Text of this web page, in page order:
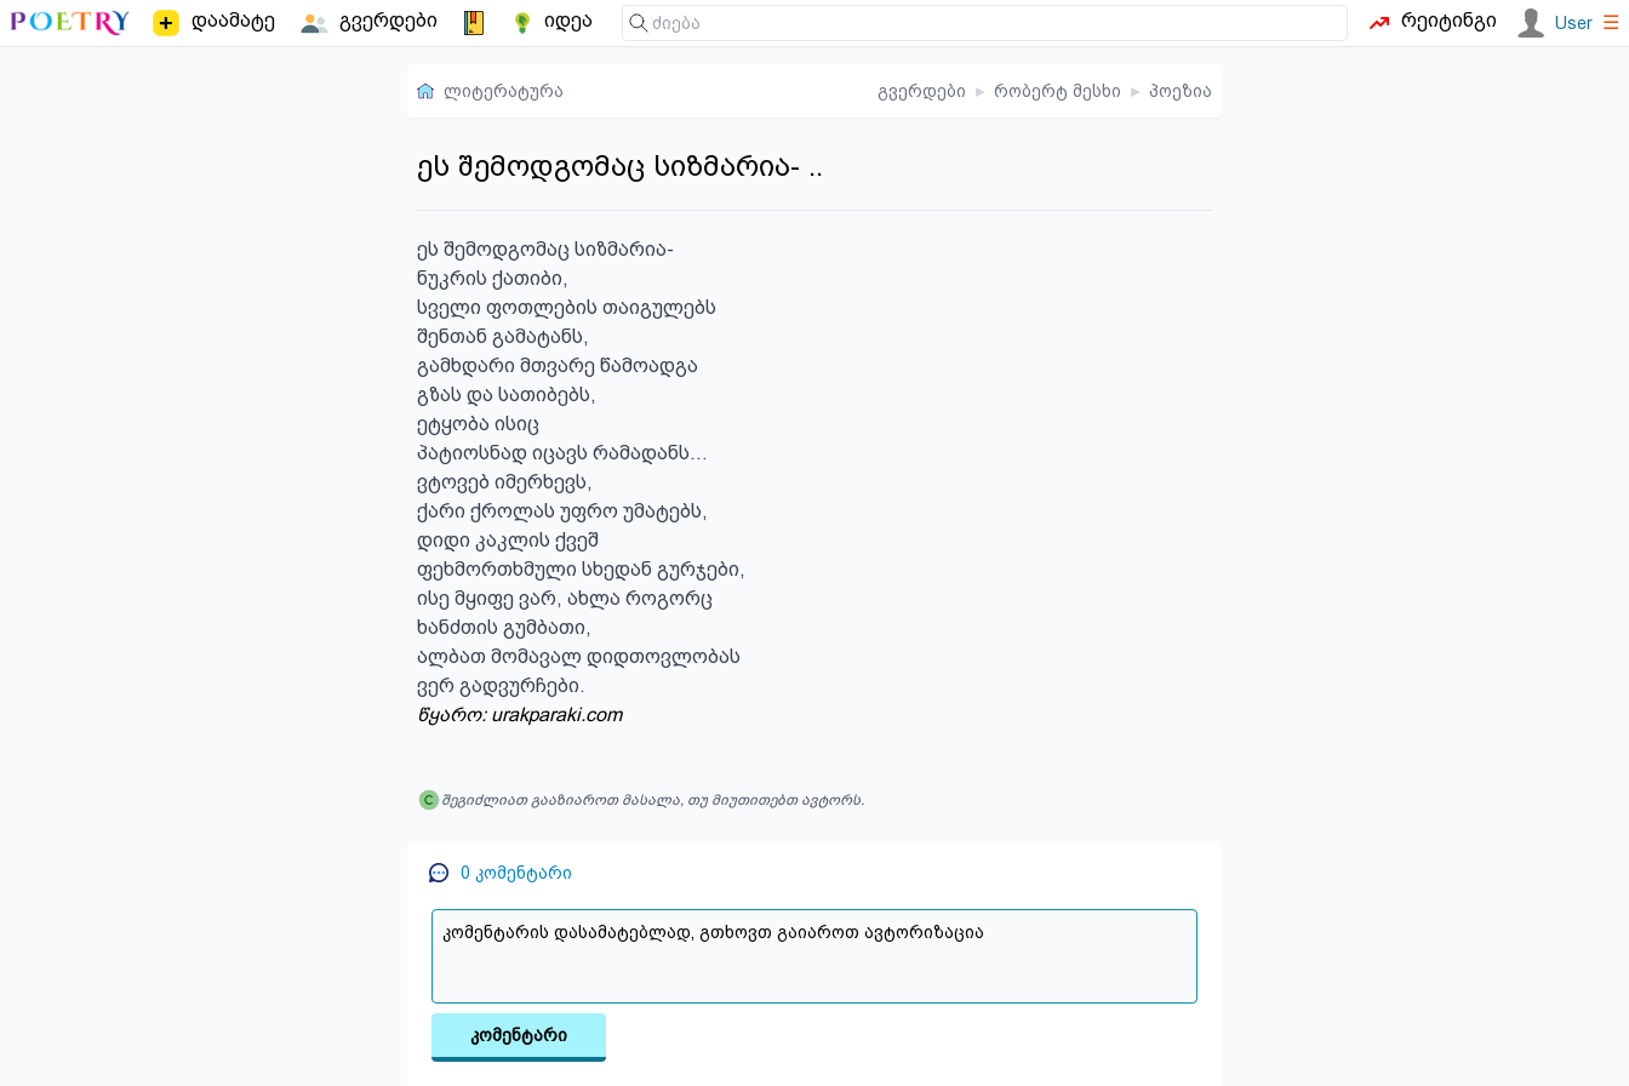
დაამატე გვერდები იდეა რეიტინგი User ☰
ლიტერატურა გვერდები ▸ რობერტ მესხი ▸ პოეზია
ეს შემოდგომაც სიზმარია- ..
ეს შემოდგომაც სიზმარია-
ნუკრის ქათიბი,
სველი ფოთლების თაიგულებს
შენთან გამატანს,
გამხდარი მთვარე წამოადგა
გზას და სათიბებს,
ეტყობა ისიც
პატიოსნად იცავს რამადანს...
ვტოვებ იმერხევს,
ქარი ქროლას უფრო უმატებს,
დიდი კაკლის ქვეშ
ფეხმორთხმული სხედან გურჯები,
ისე მყიფე ვარ, ახლა როგორც
ხანძთის გუმბათი,
ალბათ მომავალ დიდთოვლობას
ვერ გადვურჩები.
წყარო: urakparaki.com
შეგიძლიათ გააზიაროთ მასალა, თუ მიუთითებთ ავტორს.
0 კომენტარი
კომენტარი